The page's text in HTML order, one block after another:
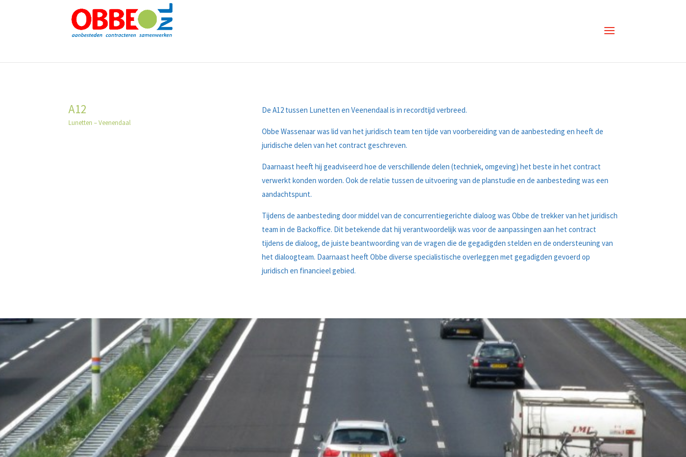
A12
Lunetten – Veenendaal
De A12 tussen Lunetten en Veenendaal is in recordtijd verbreed.
Obbe Wassenaar was lid van het juridisch team ten tijde van voorbereiding van de aanbesteding en heeft de
juridische delen van het contract geschreven.
Daarnaast heeft hij geadviseerd hoe de verschillende delen (techniek, omgeving) het beste in het contract
verwerkt konden worden. Ook de relatie tussen de uitvoering van de planstudie en de aanbesteding was een
aandachtspunt.
Tijdens de aanbesteding door middel van de concurrentiegerichte dialoog was Obbe de trekker van het juridisch
team in de Backoffice. Dit betekende dat hij verantwoordelijk was voor de aanpassingen aan het contract
tijdens de dialoog, de juiste beantwoording van de vragen die de gegadigden stelden en de ondersteuning van
het dialoogteam. Daarnaast heeft Obbe diverse specialistische overleggen met gegadigden gevoerd op
juridisch en financieel gebied.